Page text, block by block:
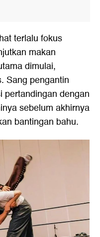
terlalu fokus
makan
dimulai,
Sang pengantin
pertandingan dengan
sebelum akhirnya
bantingan bahu.